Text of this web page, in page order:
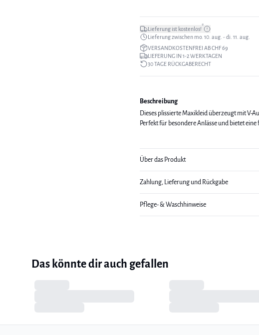
Lieferung ist kostenlos!*
Lieferung zwischen mo. 10. aug. - di. 11. aug.
VERSANDKOSTENFREI AB CHF 69
LIEFERUNG IN 1-2 WERKTAGEN
30 TAGE RÜCKGABERECHT
Beschreibung
Dieses plissierte Maxikleid überzeugt mit V-
Perfekt für besondere Anlässe und bietet
Über das Produkt
Zahlung, Lieferung und Rückgabe
Pflege- & Waschhinweise
Das könnte dir auch gefallen